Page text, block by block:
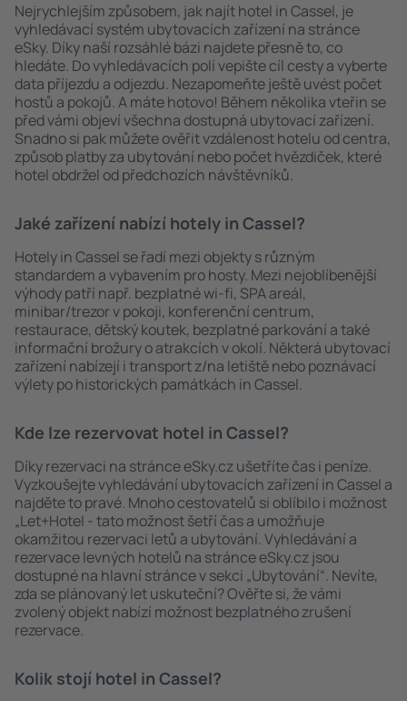
Nejrychlejším způsobem, jak najít hotel in Cassel, je
vyhledávací systém ubytovacích zařízení na stránce
eSky. Díky naší rozsáhlé bázi najdete přesně to, co
hledáte. Do vyhledávacích polí vepište cíl cesty a vyberte
data příjezdu a odjezdu. Nezapomeňte ještě uvést počet
hostů a pokojů. A máte hotovo! Během několika vteřin se
před vámi objeví všechna dostupná ubytovací zařízení.
Snadno si pak můžete ověřit vzdálenost hotelu od centra,
způsob platby za ubytování nebo počet hvězdiček, které
hotel obdržel od předchozích návštěvníků.
Jaké zařízení nabízí hotely in Cassel?
Hotely in Cassel se řadí mezi objekty s různým
standardem a vybavením pro hosty. Mezi nejoblíbenější
výhody patří např. bezplatné wi-fi, SPA areál,
minibar/trezor v pokoji, konferenční centrum,
restaurace, dětský koutek, bezplatné parkování a také
informační brožury o atrakcích v okolí. Některá ubytovací
zařízení nabízejí i transport z/na letiště nebo poznávací
výlety po historických památkách in Cassel.
Kde lze rezervovat hotel in Cassel?
Díky rezervaci na stránce eSky.cz ušetříte čas i peníze.
Vyzkoušejte vyhledávání ubytovacích zařízení in Cassel a
najděte to pravé. Mnoho cestovatelů si oblíbilo i možnost
„Let+Hotel - tato možnost šetří čas a umožňuje
okamžitou rezervaci letů a ubytování. Vyhledávání a
rezervace levných hotelů na stránce eSky.cz jsou
dostupné na hlavní stránce v sekci „Ubytování“. Nevíte,
zda se plánovaný let uskuteční? Ověřte si, že vámi
zvolený objekt nabízí možnost bezplatného zrušení
rezervace.
Kolik stojí hotel in Cassel?